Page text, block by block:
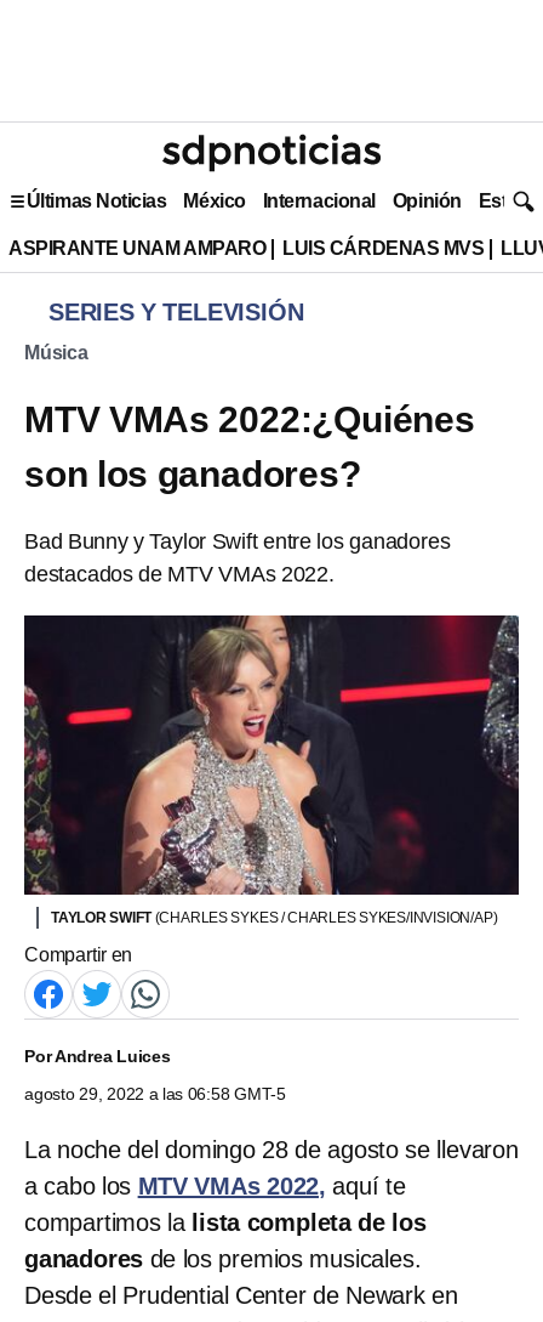
Últimas Noticias México Internacional Opinión Estilo
ASPIRANTE UNAM AMPARO LUIS CÁRDENAS MVS
SERIES Y TELEVISIÓN
Música
MTV VMAs 2022:¿Quiénes
son los ganadores?
Bad Bunny y Taylor Swift entre los ganadores
destacados de MTV VMAs 2022.
TAYLOR SWIFT(CHARLES SYKES / CHARLES SYKES/INVISION/AP)
Compartir en
PorAndrea Luices
agosto 29, 2022 a las 06:58 GMT-5
La noche del domingo 28 de agosto se llevaron
a cabo los MTV VMAs 2022, aquí te
compartimos la lista completa de los
ganadores de los premios musicales.
Desde el Prudential Center de Newark en